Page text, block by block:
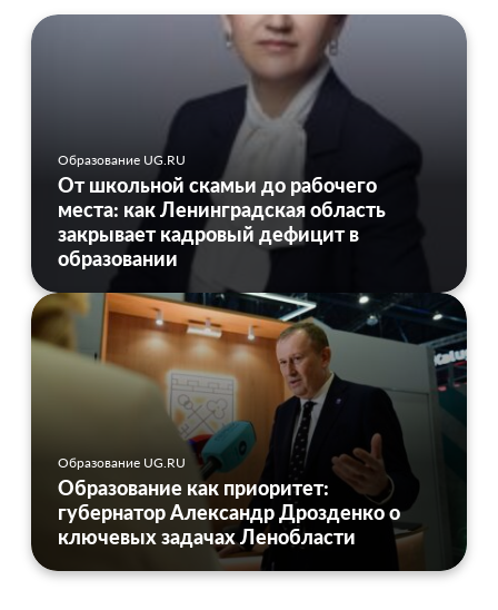
Образование UG.RU
От школьной скамьи до рабочего
места: как Ленинградская область
закрывает кадровый дефицит в
образовании
Образование UG.RU
Образование как приоритет:
губернатор Александр Дрозденко о
ключевых задачах Ленобласти